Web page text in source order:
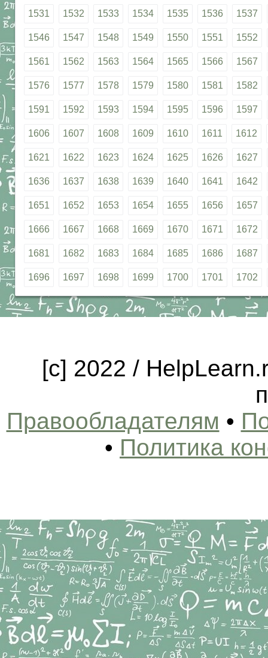
1531 1532 1533 1534 1535 1536 1537
1546 1547 1548 1549 1550 1551 1552
1561 1562 1563 1564 1565 1566 1567
1576 1577 1578 1579 1580 1581 1582
1591 1592 1593 1594 1595 1596 1597
1606 1607 1608 1609 1610 1611 1612
1621 1622 1623 1624 1625 1626 1627
1636 1637 1638 1639 1640 1641 1642
1651 1652 1653 1654 1655 1656 1657
1666 1667 1668 1669 1670 1671 1672
1681 1682 1683 1684 1685 1686 1687
1696 1697 1698 1699 1700 1701 1702
[c] 2022 /
Правообладателям •
• Политика